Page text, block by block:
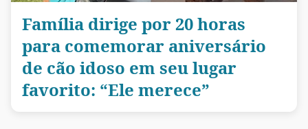
Família dirige por 20 horas
para comemorar aniversário
de cão idoso em seu lugar
favorito: “Ele merece”